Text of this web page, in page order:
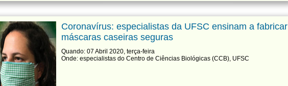
Coronavírus: especialistas da UFSC ensinam a fabricar
máscaras caseiras seguras
Quando: 07 Abril 2020, terça-feira
Onde: especialistas do Centro de Ciências Biológicas (CCB), UFSC